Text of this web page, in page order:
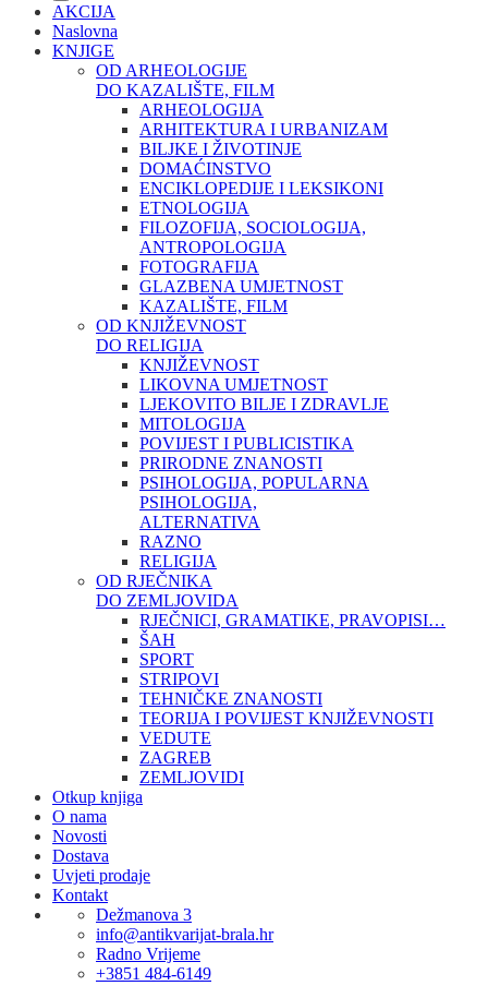
AKCIJA
Naslovna
KNJIGE
OD ARHEOLOGIJE
DO KAZALIŠTE, FILM
ARHEOLOGIJA
ARHITEKTURA I URBANIZAM
BILJKE I ŽIVOTINJE
DOMAĆINSTVO
ENCIKLOPEDIJE I LEKSIKONI
ETNOLOGIJA
FILOZOFIJA, SOCIOLOGIJA,
ANTROPOLOGIJA
FOTOGRAFIJA
GLAZBENA UMJETNOST
KAZALIŠTE, FILM
OD KNJIŽEVNOST
DO RELIGIJA
KNJIŽEVNOST
LIKOVNA UMJETNOST
LJEKOVITO BILJE I ZDRAVLJE
MITOLOGIJA
POVIJEST I PUBLICISTIKA
PRIRODNE ZNANOSTI
PSIHOLOGIJA, POPULARNA
PSIHOLOGIJA,
ALTERNATIVA
RAZNO
RELIGIJA
OD RJEČNIKA
DO ZEMLJOVIDA
RJEČNICI, GRAMATIKE, PRAVOPISI…
ŠAH
SPORT
STRIPOVI
TEHNIČKE ZNANOSTI
TEORIJA I POVIJEST KNJIŽEVNOSTI
VEDUTE
ZAGREB
ZEMLJOVIDI
Otkup knjiga
O nama
Novosti
Dostava
Uvjeti prodaje
Kontakt
Dežmanova 3
info@antikvarijat-brala.hr
Radno Vrijeme
+3851 484-6149